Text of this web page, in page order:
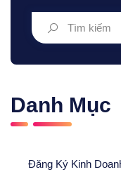
Danh Mục
Đăng Ký Kinh